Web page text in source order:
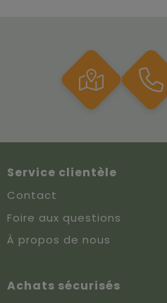
Service clientèle
Contact
Foire aux questions
À propos de nous
Achats sécurisés